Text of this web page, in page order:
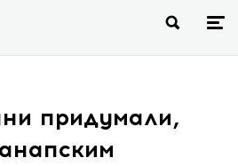
придумали,